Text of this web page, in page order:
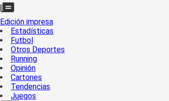
Edición impresa
Estadísticas
Futbol
Otros Deportes
Running
Opinión
Cartones
Tendencias
Juegos